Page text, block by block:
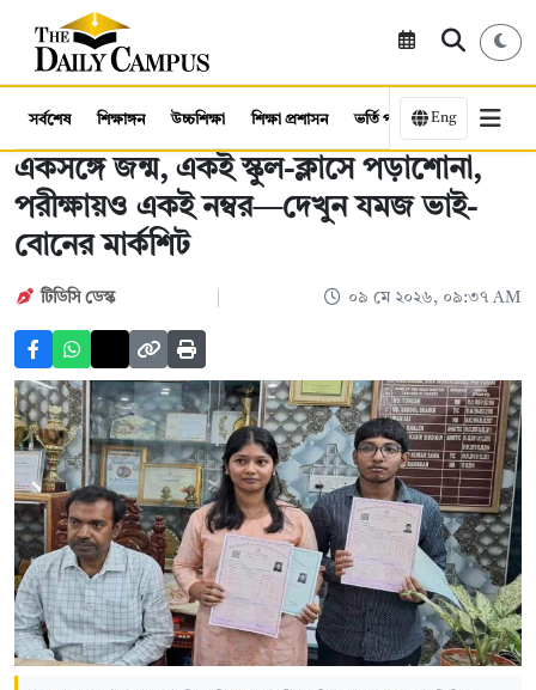
সর্বশেষ শিক্ষাঙ্গন উচ্চশিক্ষা শিক্ষা প্রশাসন ভর্তি পরীক্ষা কর্মসংস্থান
Eng
একসঙ্গে জন্ম, একই স্কুল-ক্লাসে পড়াশোনা,
পরীক্ষায়ও একই নম্বর—দেখুন যমজ ভাই-
বোনের মার্কশিট
টিডিসি ডেস্ক ০৯ মে ২০২৬, ০৯:৩৭ AM